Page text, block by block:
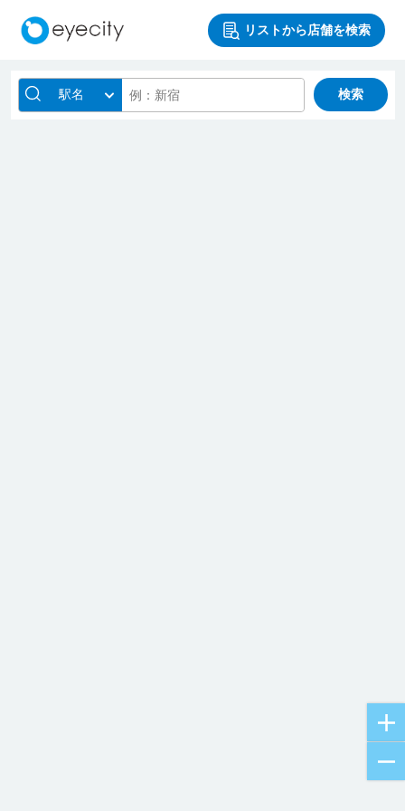
リストから店舗を検索
駅名 検索